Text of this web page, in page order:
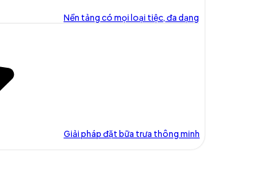
Nền tảng có mọi loại tiệc, đa dạng
Giải pháp đặt bữa trưa thông minh